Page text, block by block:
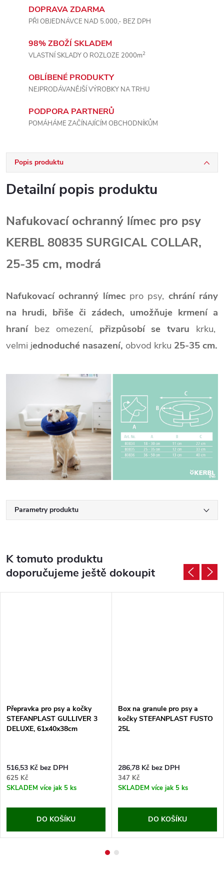
DOPRAVA ZDARMA
PŘI OBJEDNÁVCE NAD 5.000,- BEZ DPH
98% ZBOŽÍ SKLADEM
VLASTNÍ SKLADY O ROZLOZE 2000m2
OBLÍBENÉ PRODUKTY
NEJPRODÁVANĚJŠÍ VÝROBKY NA TRHU
PODPORA PARTNERŮ
POMÁHÁME ZAČÍNAJÍCÍM OBCHODNÍKŮM
Popis produktu
Detailní popis produktu
Nafukovací ochranný límec pro psy
KERBL 80835 SURGICAL COLLAR,
25-35 cm, modrá
Nafukovací ochranný límecpro psy, chrání rány
na hrudi, břiše či zádech, umožňuje krmení a
hraníbez omezení, přizpůsobí se tvaru krku,
velmi jednoduché nasazení, obvod krku 25-35 cm.
Parametry produktu
K tomuto produktu
doporučujeme ještě dokoupit
Přepravka pro psy a kočky
STEFANPLAST GULLIVER 3
DELUXE, 61x40x38cm
516,53 Kč bez DPH
625 Kč
SKLADEM více jak 5 ks
DO KOŠÍKU
Box na granule pro psy a
kočky STEFANPLAST FUSTO
25L
286,78 Kč bez DPH
347 Kč
SKLADEM více jak 5 ks
DO KOŠÍKU